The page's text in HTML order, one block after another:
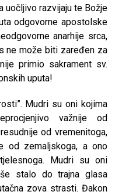
uočljivo razvijaju te Božje
odgovorne apostolske
anarhije srca,
ne može biti zaređen za
primio sakrament sv.
uputa!
Mudri su oni kojima
važnije od
od vremenitoga,
od zemaljskoga, a ono
Mudri su oni
stalo do trajna glasa
zova strasti. Đakon